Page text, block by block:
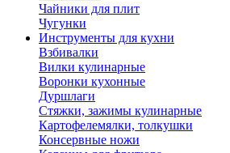
Чайники для плит
Чугунки
Инструменты для кухни
Взбивалки
Вилки кулинарные
Воронки кухонные
Дуршлаги
Стяжки, зажимы кулинарные
Картофелемялки, толкушки
Консервные ножи